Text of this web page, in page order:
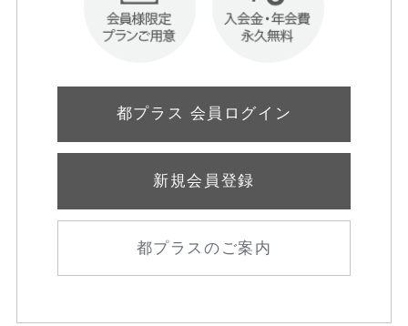
都プラス 会員ログイン
新規会員登録
都プラスのご案内